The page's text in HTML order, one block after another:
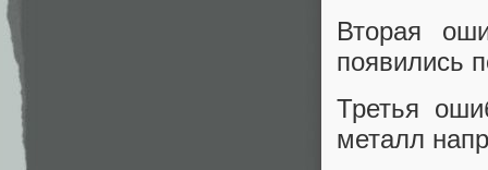
Вторая
появились
Третья
металл